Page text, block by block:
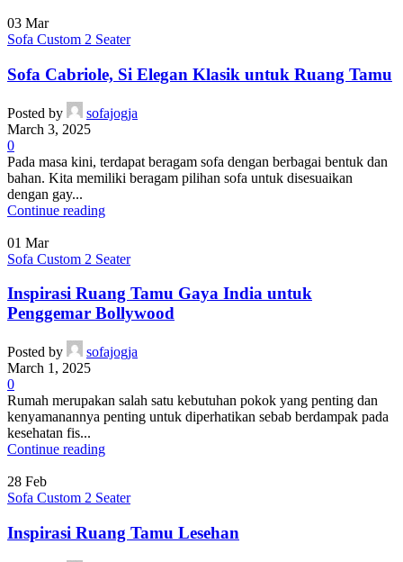
03 Mar
Sofa Custom 2 Seater
Sofa Cabriole, Si Elegan Klasik untuk Ruang Tamu
Posted by
sofajogja
March 3, 2025
0
Pada masa kini, terdapat beragam sofa dengan berbagai bentuk dan
bahan. Kita memiliki beragam pilihan sofa untuk disesuaikan
dengan gay...
Continue reading
01 Mar
Sofa Custom 2 Seater
Inspirasi Ruang Tamu Gaya India untuk
Penggemar Bollywood
Posted by
sofajogja
March 1, 2025
0
Rumah merupakan salah satu kebutuhan pokok yang penting dan
kenyamanannya penting untuk diperhatikan sebab berdampak pada
kesehatan fis...
Continue reading
28 Feb
Sofa Custom 2 Seater
Inspirasi Ruang Tamu Lesehan